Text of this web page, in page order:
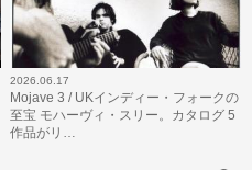
2026.06.17
Mojave 3 / UKインディー・フォークの
至宝 モハーヴィ・スリー。カタログ 5
作品がリ…